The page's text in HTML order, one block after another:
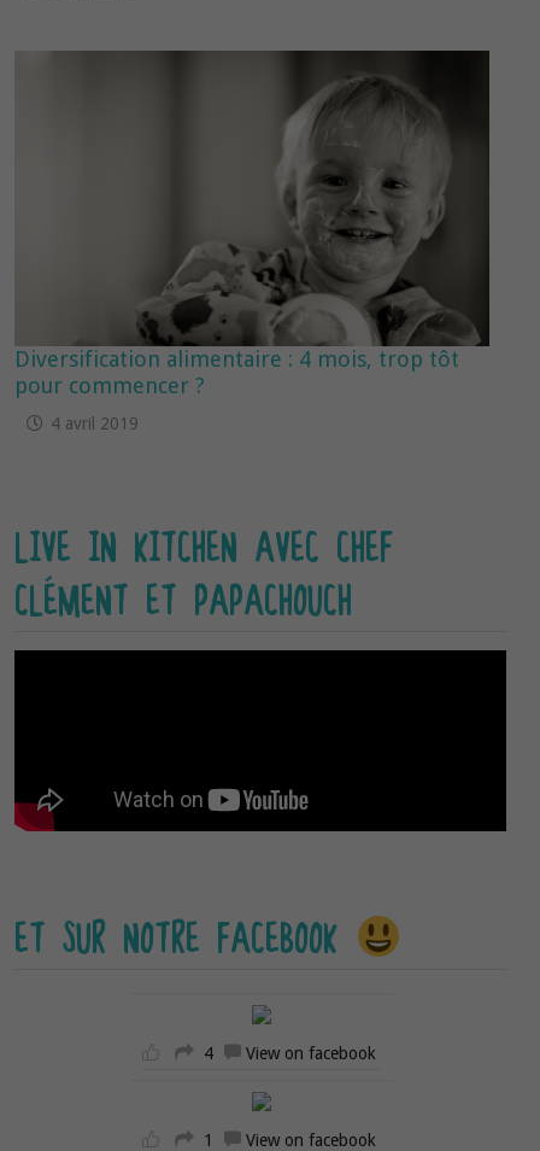
Diversification alimentaire : 4 mois, trop tôt
pour commencer ?
4 avril 2019
LIVE IN KITCHEN AVEC CHEF
CLÉMENT ET PAPACHOUCH
ET SUR NOTRE FACEBOOK
4 View on facebook
1 View on facebook